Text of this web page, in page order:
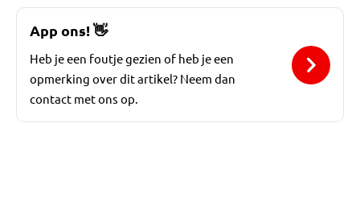
App ons!👋
Heb je een foutje gezien of heb je een
opmerking over dit artikel? Neem dan
contact met ons op.